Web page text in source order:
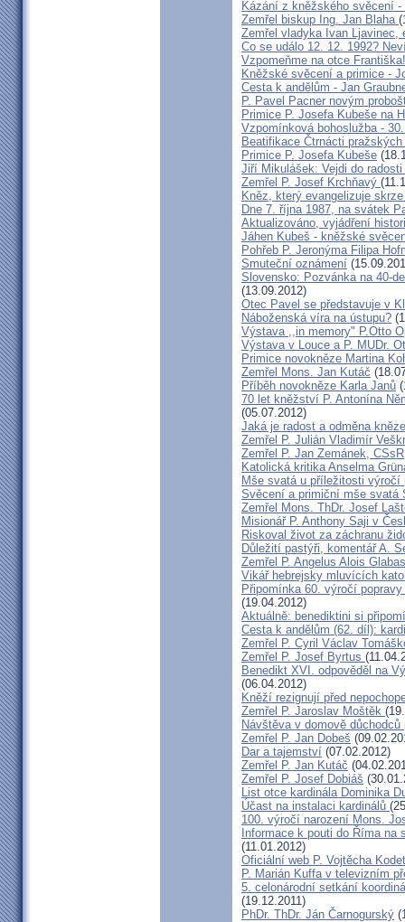
Kázání z kněžského svěcení
Zemřel biskup Ing. Jan Blaha
Zemřel vladyka Ivan Ljavinec,
Co se událo 12. 12. 1992?
Vzpomeňme na otce
Kněžské svěcení a primice -
Cesta k andělům - Jan
P. Pavel Pacner novým
Primice P. Josefa Kubeše na
Vzpomínková bohoslužba -
Beatifikace Čtrnácti
Primice P. Josefa Kubeše
Jiří Mikulášek: Vejdi do radosti
Zemřel P. Josef Krchňavý
Kněz, který evangelizuje
Dne 7. října 1987, na svátek
Aktualizováno, vyjádření
Jáhen Kubeš - kněžské
Pohřeb P. Jeronýma Filipa
Smuteční oznámení
Slovensko: Pozvánka na 40-
(13.09.2012)
Otec Pavel se představuje v
Náboženská víra na ústupu?
Výstava ,,in memory" P.Otto
Výstava v Louce a P. MUDr.
Primice novokněze Martina
Zemřel Mons. Jan Kutáč
Příběh novokněze Karla Janů
70 let kněžství P. Antonína
(05.07.2012)
Jaká je radost a odměna
Zemřel P. Julián Vladimír
Zemřel P. Jan Zemánek, CSsR
Katolická kritika Anselma
Mše svatá u příležitosti
Svěcení a primiční mše svatá
Zemřel Mons. ThDr. Josef
Misionář P. Anthony Saji v
Riskoval život za záchranu
Důležití pastýři, komentář A.
Zemřel P. Angelus Alois
Vikář hebrejsky mluvících
Připomínka 60. výročí
(19.04.2012)
Aktuálně: benediktini si
Cesta k andělům (62. díl):
Zemřel P. Cyril Václav
Zemřel P. Josef Byrtus
Benedikt XVI. odpověděl na
(06.04.2012)
Kněží rezignují před
Zemřel P. Jaroslav Moštěk
Návštěva v domově důchodců
Zemřel P. Jan Dobeš
Dar a tajemství (07.02.2012)
Zemřel P. Jan Kutáč
Zemřel P. Josef Dobiáš
List otce kardinála Dominika
Účast na instalaci kardinálů
100. výročí narození Mons.
Informace k pouti do Říma
(11.01.2012)
Oficiální web P. Vojtěcha
P. Marián Kuffa v televizním
5. celonárodní setkání
(19.12.2011)
PhDr. ThDr. Ján Čarnogurský